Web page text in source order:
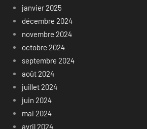
janvier 2025
décembre 2024
novembre 2024
octobre 2024
septembre 2024
août 2024
juillet 2024
juin 2024
mai 2024
avril 2024